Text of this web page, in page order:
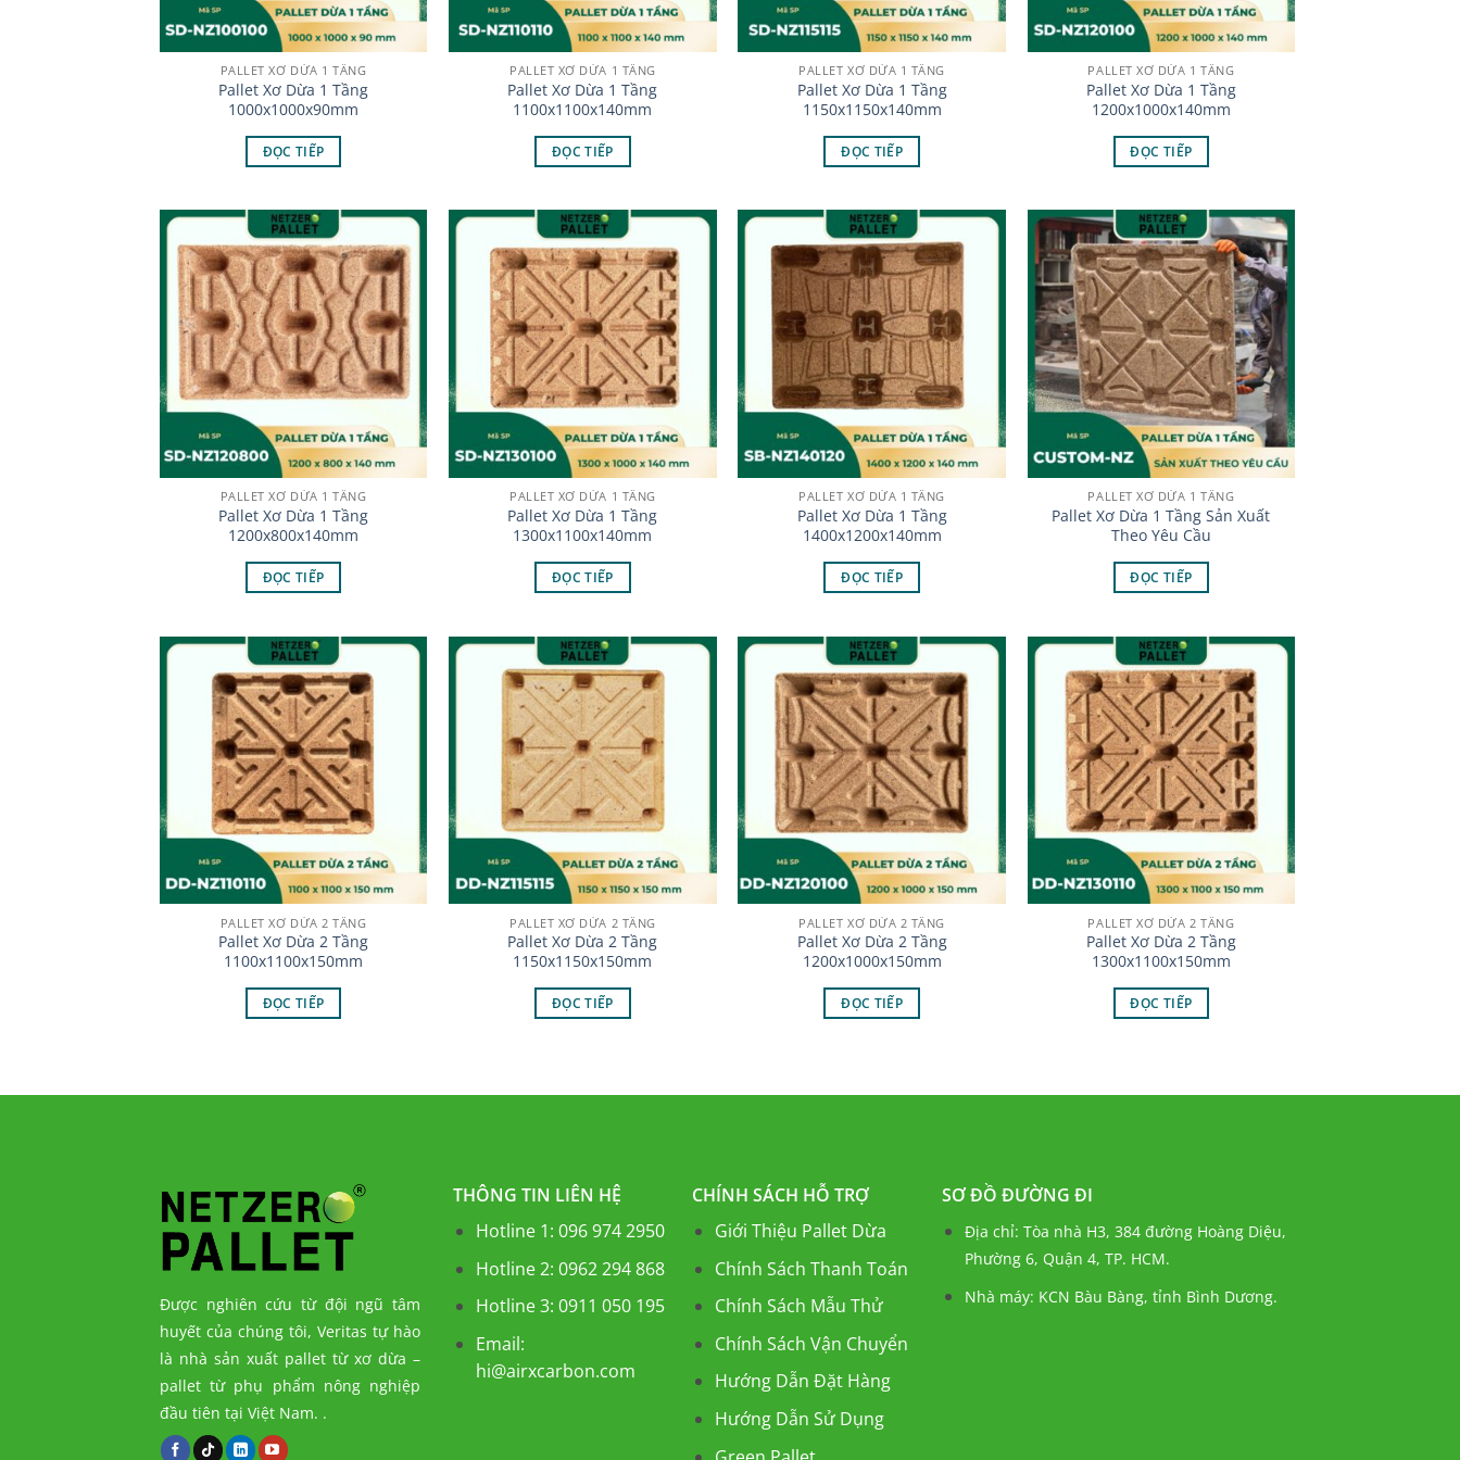
PALLET XƠ DỪA 1 TẦNG
Pallet Xơ Dừa 1 Tầng
1000x1000x90mm
ĐỌC TIẾP
PALLET XƠ DỪA 1 TẦNG
Pallet Xơ Dừa 1 Tầng
1100x1100x140mm
ĐỌC TIẾP
PALLET XƠ DỪA 1 TẦNG
Pallet Xơ Dừa 1 Tầng
1150x1150x140mm
ĐỌC TIẾP
PALLET XƠ DỪA 1 TẦNG
Pallet Xơ Dừa 1 Tầng
1200x1000x140mm
ĐỌC TIẾP
PALLET XƠ DỪA 1 TẦNG
Pallet Xơ Dừa 1 Tầng
1200x800x140mm
ĐỌC TIẾP
PALLET XƠ DỪA 1 TẦNG
Pallet Xơ Dừa 1 Tầng
1300x1100x140mm
ĐỌC TIẾP
PALLET XƠ DỪA 1 TẦNG
Pallet Xơ Dừa 1 Tầng
1400x1200x140mm
ĐỌC TIẾP
PALLET XƠ DỪA 1 TẦNG
Pallet Xơ Dừa 1 Tầng Sản Xuất
Theo Yêu Cầu
ĐỌC TIẾP
PALLET XƠ DỪA 2 TẦNG
Pallet Xơ Dừa 2 Tầng
1100x1100x150mm
ĐỌC TIẾP
PALLET XƠ DỪA 2 TẦNG
Pallet Xơ Dừa 2 Tầng
1150x1150x150mm
ĐỌC TIẾP
PALLET XƠ DỪA 2 TẦNG
Pallet Xơ Dừa 2 Tầng
1200x1000x150mm
ĐỌC TIẾP
PALLET XƠ DỪA 2 TẦNG
Pallet Xơ Dừa 2 Tầng
1300x1100x150mm
ĐỌC TIẾP
Được nghiên cứu từ đội ngũ tâm
huyết của chúng tôi, Veritas tự hào
là nhà sản xuất pallet từ xơ dừa –
pallet từ phụ phẩm nông nghiệp
đầu tiên tại Việt Nam. .
THÔNG TIN LIÊN HỆ
Hotline 1: 096 974 2950
Hotline 2: 0962 294 868
Hotline 3: 0911 050 195
Email:
hi@airxcarbon.com
CHÍNH SÁCH HỖ TRỢ
Giới Thiệu Pallet Dừa
Chính Sách Thanh Toán
Chính Sách Mẫu Thử
Chính Sách Vận Chuyển
Hướng Dẫn Đặt Hàng
Hướng Dẫn Sử Dụng
SƠ ĐỒ ĐƯỜNG ĐI
Địa chỉ: Tòa nhà H3, 384 đường Hoàng Diệu,
Phường 6, Quận 4, TP. HCM.
Nhà máy: KCN Bàu Bàng, tỉnh Bình Dương.